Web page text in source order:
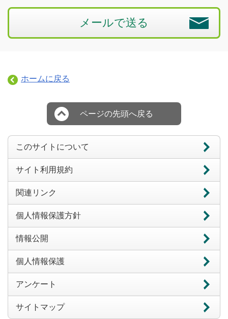
メールで送る
ホームに戻る
ページの先頭へ戻る
このサイトについて
サイト利用規約
関連リンク
個人情報保護方針
情報公開
個人情報保護
アンケート
サイトマップ